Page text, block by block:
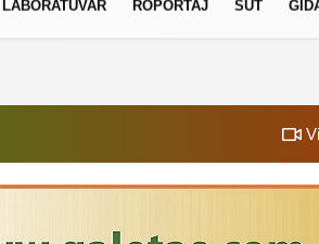
LABORATUVAR RÖPORTAJ SÜT